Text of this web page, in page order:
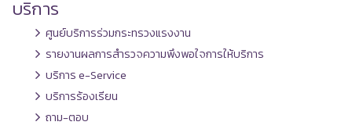
บริการ
ศูนย์บริการร่วมกระทรวงแรงงาน
รายงานผลการสำรวจความพึงพอใจการให้บริการ
บริการ e-Service
บริการร้องเรียน
ถาม-ตอบ